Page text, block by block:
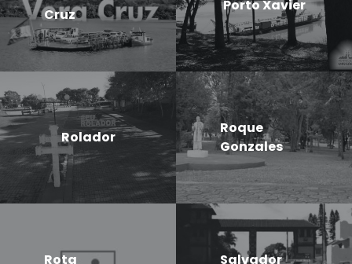
Cruz
Porto Xavier
Rolador
Roque
Gonzales
Rota Salvador